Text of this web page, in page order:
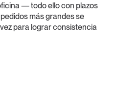
— todo ello con plazos
más grandes se
para lograr consistencia